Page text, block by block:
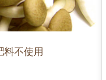
料不使用